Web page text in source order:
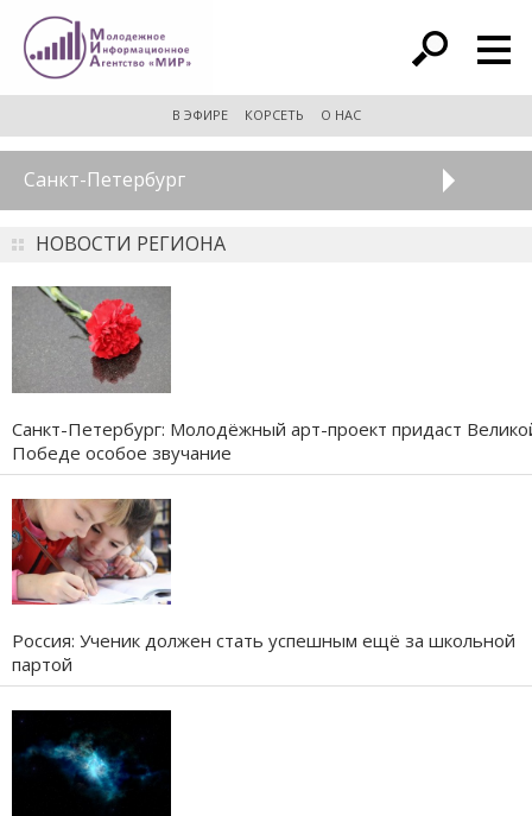
расширенный поиск
В ЭФИРЕ КОРСЕТЬ О НАС
Санкт-Петербург
НОВОСТИ РЕГИОНА
Санкт-Петербург: Молодёжный арт-проект придаст
Победе особое звучание
Россия: Ученик должен стать успешным ещё за школьной
партой